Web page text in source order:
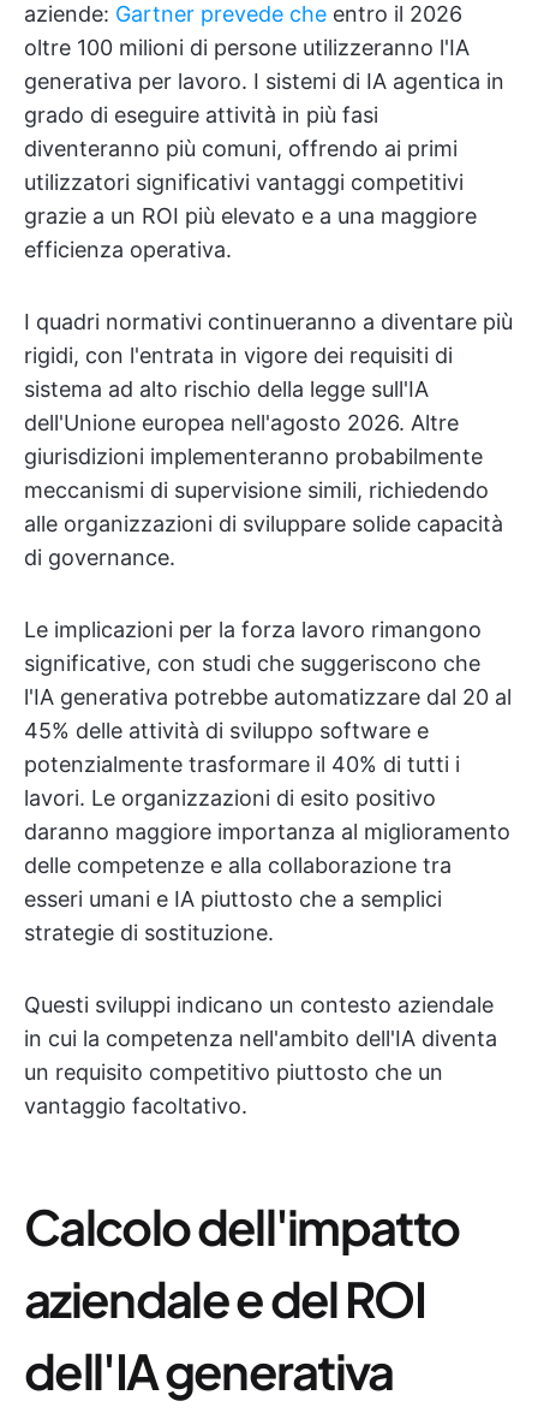
aziende: Gartner prevede che entro il 2026
oltre 100 milioni di persone utilizzeranno l'IA
generativa per lavoro. I sistemi di IA agentica in
grado di eseguire attività in più fasi
diventeranno più comuni, offrendo ai primi
utilizzatori significativi vantaggi competitivi
grazie a un ROI più elevato e a una maggiore
efficienza operativa.
I quadri normativi continueranno a diventare più
rigidi, con l'entrata in vigore dei requisiti di
sistema ad alto rischio della legge sull'IA
dell'Unione europea nell'agosto 2026. Altre
giurisdizioni implementeranno probabilmente
meccanismi di supervisione simili, richiedendo
alle organizzazioni di sviluppare solide capacità
di governance.
Le implicazioni per la forza lavoro rimangono
significative, con studi che suggeriscono che
l'IA generativa potrebbe automatizzare dal 20 al
45% delle attività di sviluppo software e
potenzialmente trasformare il 40% di tutti i
lavori. Le organizzazioni di esito positivo
daranno maggiore importanza al miglioramento
delle competenze e alla collaborazione tra
esseri umani e IA piuttosto che a semplici
strategie di sostituzione.
Questi sviluppi indicano un contesto aziendale
in cui la competenza nell'ambito dell'IA diventa
un requisito competitivo piuttosto che un
vantaggio facoltativo.
Calcolo dell'impatto
aziendale e del ROI
dell'IA generativa